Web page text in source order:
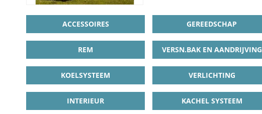
ACCESSOIRES GEREEDSCHAP
REM VERSN.BAK EN AANDRIJVING
KOELSYSTEEM VERLICHTING
INTERIEUR KACHEL SYSTEEM